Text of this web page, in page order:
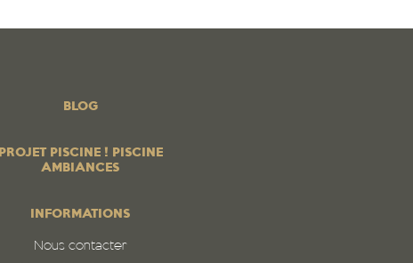
BLOG
PROJET PISCINE ! PISCINE
AMBIANCES
INFORMATIONS
Nous contacter